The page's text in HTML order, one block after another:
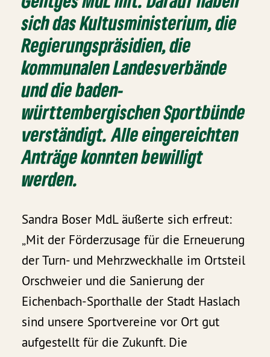
sich das Kultusministerium, die
Regierungspräsidien, die
kommunalen Landesverbände
und die baden-
württembergischen Sportbünde
verständigt. Alle eingereichten
Anträge konnten bewilligt
werden.
Sandra Boser MdL äußerte sich erfreut:
„Mit der Förderzusage für die Erneuerung
der Turn- und Mehrzweckhalle im Ortsteil
Orschweier und die Sanierung der
Eichenbach-Sporthalle der Stadt Haslach
sind unsere Sportvereine vor Ort gut
aufgestellt für die Zukunft. Die